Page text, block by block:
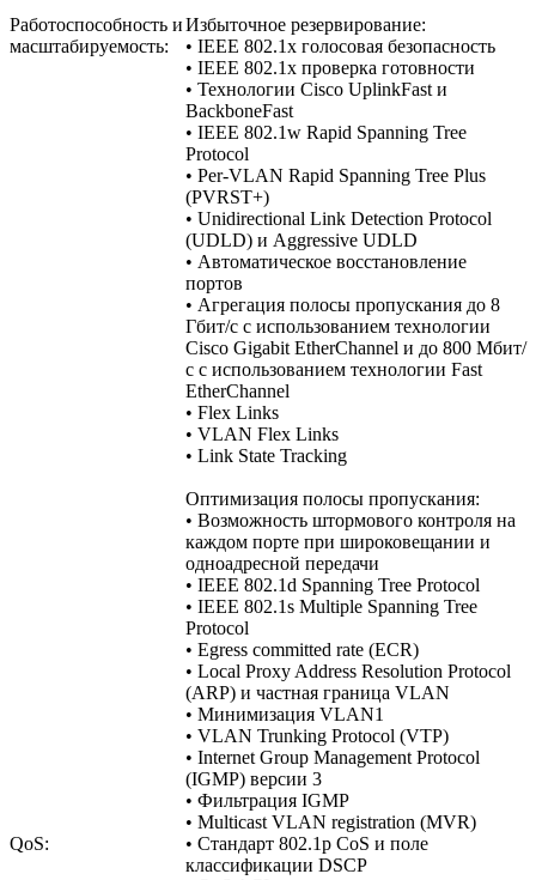
Работоспособность и
масштабируемость:
Избыточное резервирование:
• IEEE 802.1x голосовая безопасность
• IEEE 802.1x проверка готовности
• Технологии Cisco UplinkFast и
BackboneFast
• IEEE 802.1w Rapid Spanning Tree
Protocol
• Per-VLAN Rapid Spanning Tree Plus
(PVRST+)
• Unidirectional Link Detection Protocol
(UDLD) и Aggressive UDLD
• Автоматическое восстановление
портов
• Агрегация полосы пропускания до 8
Гбит/с с использованием технологии
Cisco Gigabit EtherChannel и до 800 Мбит/
с с использованием технологии Fast
EtherChannel
• Flex Links
• VLAN Flex Links
• Link State Tracking
Оптимизация полосы пропускания:
• Возможность штормового контроля на
каждом порте при широковещании и
одноадресной передачи
• IEEE 802.1d Spanning Tree Protocol
• IEEE 802.1s Multiple Spanning Tree
Protocol
• Egress committed rate (ECR)
• Local Proxy Address Resolution Protocol
(ARP) и частная граница VLAN
• Минимизация VLAN1
• VLAN Trunking Protocol (VTP)
• Internet Group Management Protocol
(IGMP) версии 3
• Фильтрация IGMP
• Multicast VLAN registration (MVR)
QoS:
• Стандарт 802.1p CoS и поле
классификации DSCP